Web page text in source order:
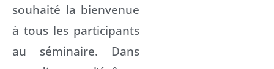
souhaité la bienvenue
à tous les participants
au séminaire. Dans